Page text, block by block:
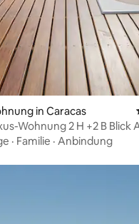
in Caracas
Wohnung 2 H +2 B Blick
· Familie · Anbindung